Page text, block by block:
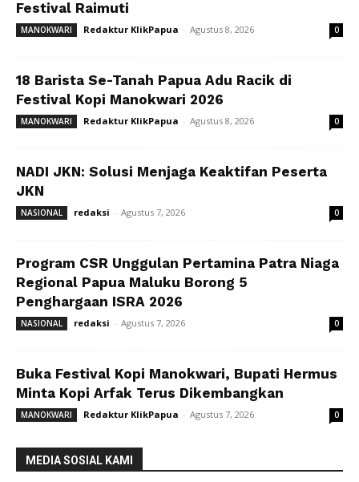
Festival Raimuti
MANOKWARI Redaktur KlikPapua - Agustus 8, 2026 0
18 Barista Se-Tanah Papua Adu Racik di
Festival Kopi Manokwari 2026
MANOKWARI Redaktur KlikPapua - Agustus 8, 2026 0
NADI JKN: Solusi Menjaga Keaktifan Peserta
JKN
NASIONAL redaksi - Agustus 7, 2026 0
Program CSR Unggulan Pertamina Patra Niaga
Regional Papua Maluku Borong 5
Penghargaan ISRA 2026
NASIONAL redaksi - Agustus 7, 2026 0
Buka Festival Kopi Manokwari, Bupati Hermus
Minta Kopi Arfak Terus Dikembangkan
MANOKWARI Redaktur KlikPapua - Agustus 7, 2026 0
MEDIA SOSIAL KAMI